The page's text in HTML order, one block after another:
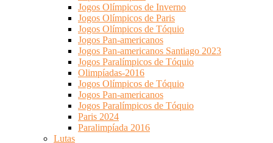
Jogos Olímpicos de Inverno
Jogos Olímpicos de Paris
Jogos Olímpicos de Tóquio
Jogos Pan-americanos
Jogos Pan-americanos Santiago 2023
Jogos Paralímpicos de Tóquio
Olimpíadas-2016
Jogos Olímpicos de Tóquio
Jogos Pan-americanos
Jogos Paralímpicos de Tóquio
Paris 2024
Paralimpíada 2016
Lutas